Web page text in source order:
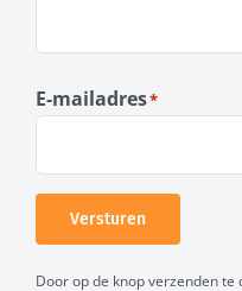
E-mailadres*
Versturen
Door op de knop verzenden